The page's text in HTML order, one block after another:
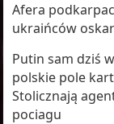
Afera
ukraińców
Putin sam dziś
polskie pole
Stolicznają
pociagu